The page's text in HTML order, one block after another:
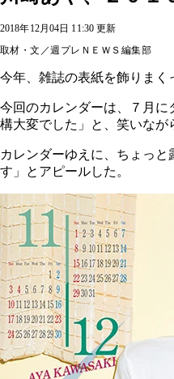
2018年12月04日 11:30 更新
取材・文／週プレＮＥＷＳ編集部
今年、雑誌の表紙を飾りまく
今回のカレンダーは、７月
構大変でした」と、笑いなが
カレンダーゆえに、ちょっ
す」とアピールした。